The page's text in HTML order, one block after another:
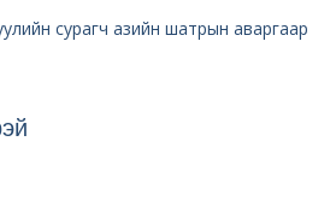
сурагч азийн шатрын аваргаар